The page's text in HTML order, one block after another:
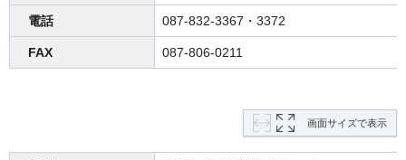
電話 087-832-3367・3372
FAX 087-806-0211
画面サイズで表示